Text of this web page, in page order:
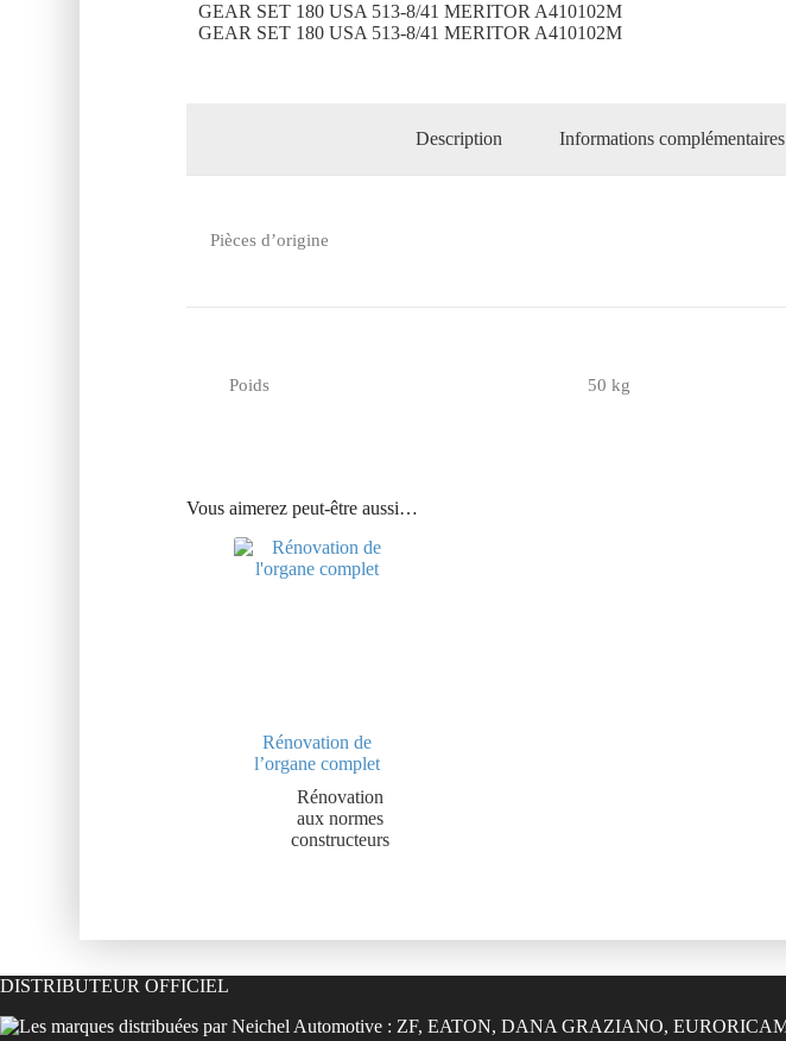
GEAR SET 180 USA 513-8/41 MERITOR A410102M
GEAR SET 180 USA 513-8/41 MERITOR A410102M
Description Informations complémentaires
Pièces d’origine
Poids 50 kg
Vous aimerez peut-être aussi…
Rénovation de
l’organe complet
Rénovation
aux normes
constructeurs
DISTRIBUTEUR OFFICIEL